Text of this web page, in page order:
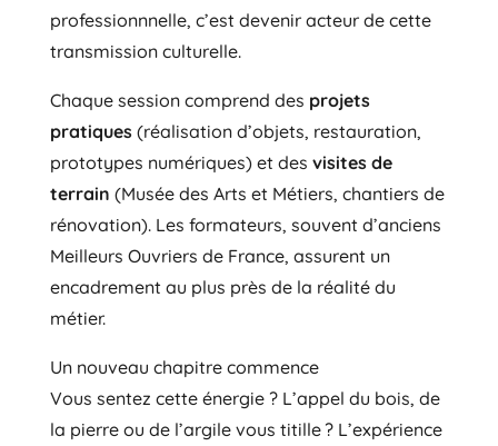
professionnnelle, c’est devenir acteur de cette
transmission culturelle.
Chaque session comprend des projets
pratiques(réalisation d’objets, restauration,
prototypes numériques) et des visites de
terrain (Musée des Arts et Métiers, chantiers de
rénovation). Les formateurs, souvent d’anciens
Meilleurs Ouvriers de France, assurent un
encadrement au plus près de la réalité du
métier.
Un nouveau chapitre commence
Vous sentez cette énergie ? L’appel du bois, de
la pierre ou de l’argile vous titille ? L’expérience